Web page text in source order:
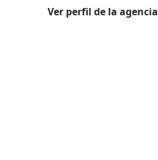
Ver perfil de la agencia